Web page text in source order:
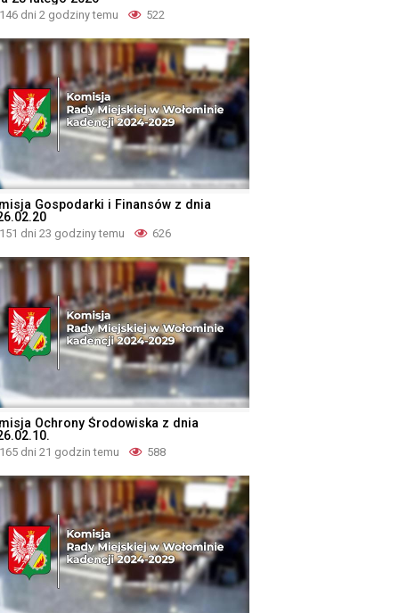
146 dni 2 godziny temu 522
Gospodarki i Finansów z dnia
151 dni 23 godziny temu 626
Ochrony Środowiska z dnia
165 dni 21 godzin temu 588